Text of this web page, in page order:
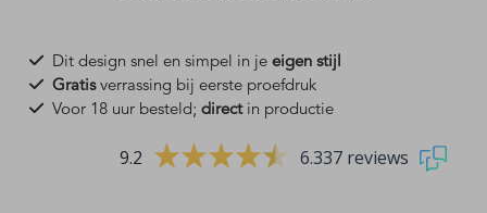
Dit design snel en simpel in je eigen stijl
Gratisverrassing bij eerste proefdruk
Voor 18 uur besteld; directin productie
9.2 6.337 reviews